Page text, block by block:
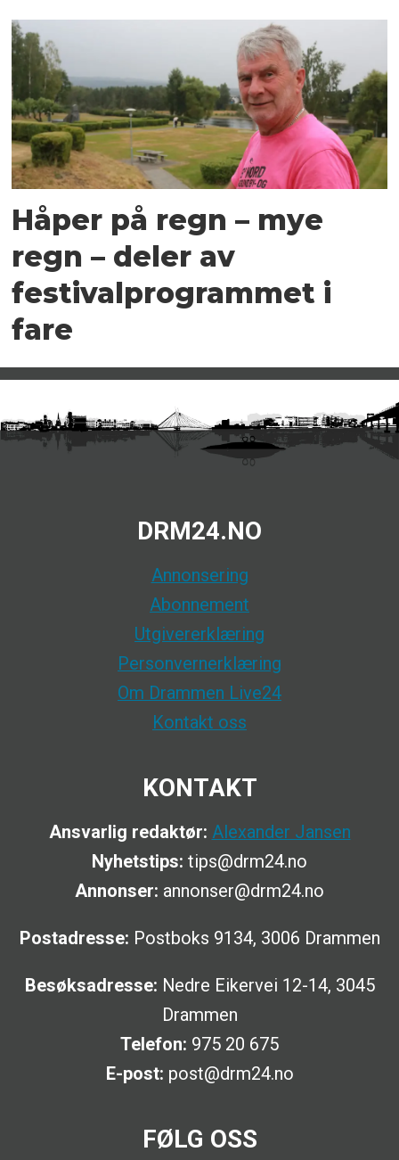
Håper på regn – mye
regn – deler av
festivalprogrammet i
fare
DRM24.NO
Annonsering
Abonnement
Utgivererklæring
Personvernerklæring
Om Drammen Live24
Kontakt oss
KONTAKT
Ansvarlig redaktør: Alexander Jansen
Nyhetstips: tips@drm24.no
Annonser: annonser@drm24.no
Postadresse: Postboks 9134, 3006 Drammen
Besøksadresse: Nedre Eikervei 12-14, 3045
Drammen
Telefon: 975 20 675
E-post: post@drm24.no
FØLG OSS